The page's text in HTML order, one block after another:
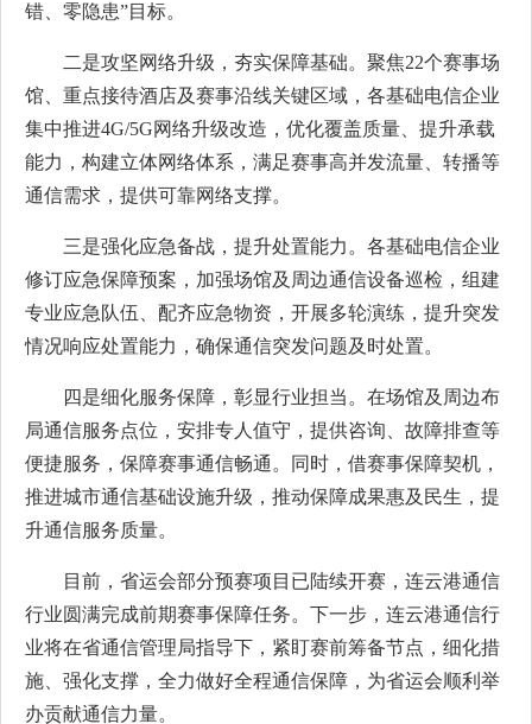
错、零隐患”目标。
二是攻坚网络升级，夯实保障基础。聚焦22个赛事场
馆、重点接待酒店及赛事沿线关键区域，各基础电信企业
集中推进4G/5G网络升级改造，优化覆盖质量、提升承载
能力，构建立体网络体系，满足赛事高并发流量、转播等
通信需求，提供可靠网络支撑。
三是强化应急备战，提升处置能力。各基础电信企业
修订应急保障预案，加强场馆及周边通信设备巡检，组建
专业应急队伍、配齐应急物资，开展多轮演练，提升突发
情况响应处置能力，确保通信突发问题及时处置。
四是细化服务保障，彰显行业担当。在场馆及周边布
局通信服务点位，安排专人值守，提供咨询、故障排查等
便捷服务，保障赛事通信畅通。同时，借赛事保障契机，
推进城市通信基础设施升级，推动保障成果惠及民生，提
升通信服务质量。
目前，省运会部分预赛项目已陆续开赛，连云港通信
行业圆满完成前期赛事保障任务。下一步，连云港通信行
业将在省通信管理局指导下，紧盯赛前筹备节点，细化措
施、强化支撑，全力做好全程通信保障，为省运会顺利举
办贡献通信力量。